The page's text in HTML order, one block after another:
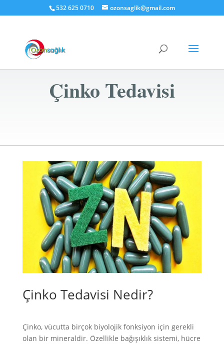
532 625 0710 ozonsaglik@gmail.com
Çinko Tedavisi
Çinko Tedavisi Nedir?
Çinko, vücutta birçok biyolojik fonksiyon için gerekli
olan bir mineraldir. Özellikle bağışıklık sistemi, hücre